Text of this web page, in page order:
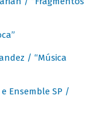
/ “Música
Ensemble SP /